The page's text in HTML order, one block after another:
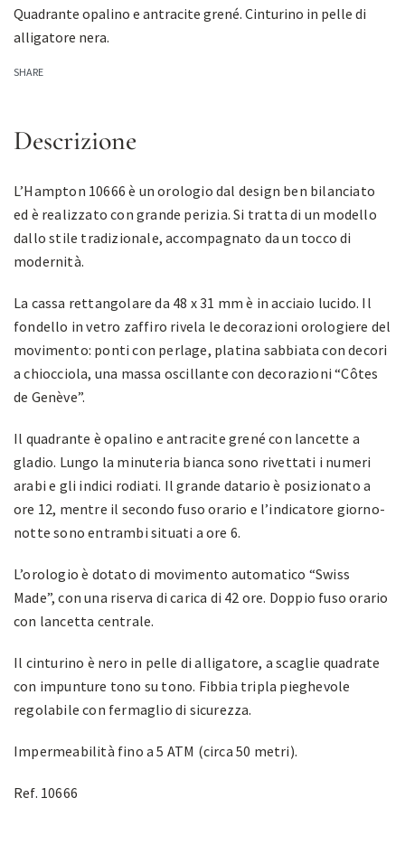
Quadrante opalino e antracite grené. Cinturino in pelle di
alligatore nera.
SHARE
Descrizione
L’Hampton 10666 è un orologio dal design ben bilanciato
ed è realizzato con grande perizia. Si tratta di un modello
dallo stile tradizionale, accompagnato da un tocco di
modernità.
La cassa rettangolare da 48 x 31 mm è in acciaio lucido. Il
fondello in vetro zaffiro rivela le decorazioni orologiere del
movimento: ponti con perlage, platina sabbiata con decori
a chiocciola, una massa oscillante con decorazioni “Côtes
de Genève”.
Il quadrante è opalino e antracite grené con lancette a
gladio. Lungo la minuteria bianca sono rivettati i numeri
arabi e gli indici rodiati. Il grande datario è posizionato a
ore 12, mentre il secondo fuso orario e l’indicatore giorno-
notte sono entrambi situati a ore 6.
L’orologio è dotato di movimento automatico “Swiss
Made”, con una riserva di carica di 42 ore. Doppio fuso orario
con lancetta centrale.
Il cinturino è nero in pelle di alligatore, a scaglie quadrate
con impunture tono su tono. Fibbia tripla pieghevole
regolabile con fermaglio di sicurezza.
Impermeabilità fino a 5 ATM (circa 50 metri).
Ref. 10666